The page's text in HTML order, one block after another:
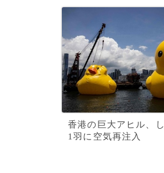
香港の巨大アヒル、
1羽に空気再注入